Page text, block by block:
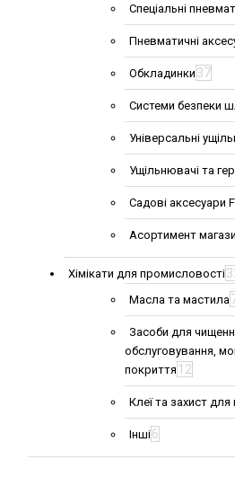
Спеціальні
Пневматичні
Обкладинки 37
Системи безпеки
Універсальні
Ущільнювачі та
Садові аксесуари
Асортимент
Хімікати для промисловості
Масла та мастила
Засоби для
обслуговування,
покриття 12
Клеї та захист для
Інші6